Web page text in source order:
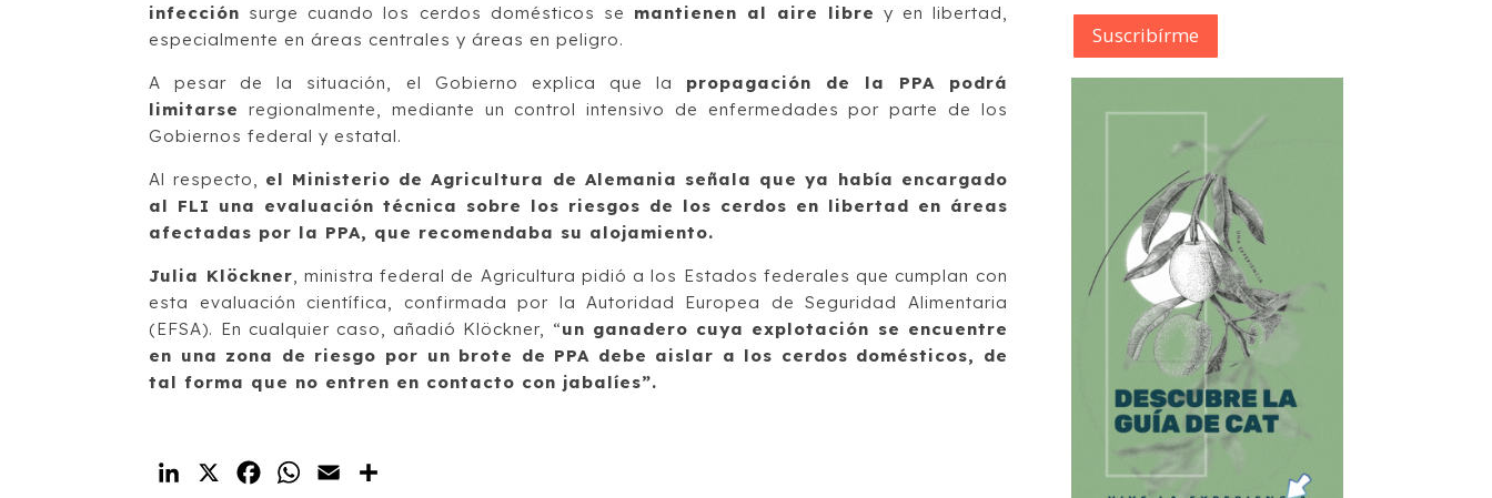
infección surge cuando los cerdos domésticos se mantienen al aire libre y en libertad,
especialmente en áreas centrales y áreas en peligro.
A pesar de la situación, el Gobierno explica que la propagación de la PPA podrá
limitarse regionalmente, mediante un control intensivo de enfermedades por parte de los
Gobiernos federal y estatal.
Al respecto, el Ministerio de Agricultura de Alemania señala que ya había encargado
al FLI una evaluación técnica sobre los riesgos de los cerdos en libertad en áreas
afectadas por la PPA, que recomendaba su alojamiento.
Julia Klöckner , ministra federal de Agricultura pidió a los Estados federales que cumplan con
esta evaluación científica, confirmada por la Autoridad Europea de Seguridad Alimentaria
(EFSA). En cualquier caso, añadió Klöckner, “un ganadero cuya explotación se encuentre
en una zona de riesgo por un brote de PPA debe aislar a los cerdos domésticos, de
tal forma que no entren en contacto con jabalíes”.
LinkedIn
X FacebookWhatsApp
Email
Suscribírme